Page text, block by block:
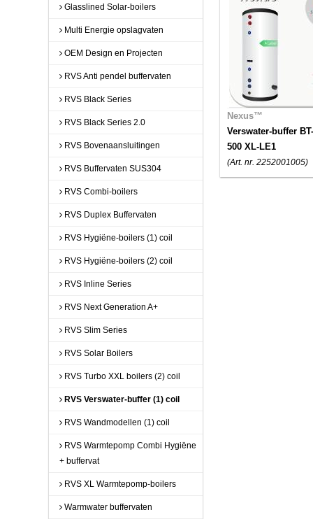
Glasslined Solar-boilers
Multi Energie opslagvaten
OEM Design en Projecten
RVS Anti pendel buffervaten
RVS Black Series
RVS Black Series 2.0
RVS Bovenaansluitingen
RVS Buffervaten SUS304
RVS Combi-boilers
RVS Duplex Buffervaten
RVS Hygiëne-boilers (1) coil
RVS Hygiëne-boilers (2) coil
RVS Inline Series
RVS Next Generation A+
RVS Slim Series
RVS Solar Boilers
RVS Turbo XXL boilers (2) coil
RVS Verswater-buffer (1) coil
RVS Wandmodellen (1) coil
RVS Warmtepomp Combi Hygiëne
+ buffervat
RVS XL Warmtepomp-boilers
Warmwater buffervaten
Nexus™
Verswater-buffer BT-
500 XL-LE1
(Art. nr. 2252001005)